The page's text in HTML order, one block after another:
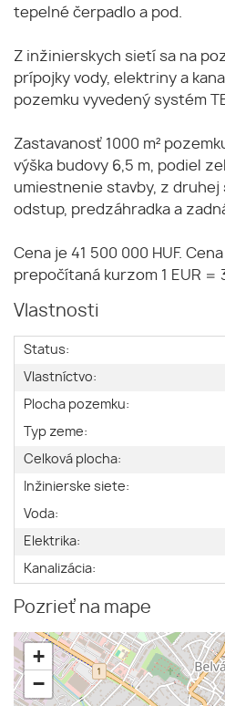
tepelné čerpadlo a pod.
Z inžinierskych sietí sa na
prípojky vody, elektriny a
pozemku vyvedený systém
Zastavanosť 1000 m²
výška budovy 6,5 m, podiel
umiestnenie stavby, z druhej
odstup, predzáhradka a
Cena je 41 500 000 HUF.
prepočítaná kurzom 1 EUR =
Vlastnosti
Status:
Vlastníctvo:
Plocha pozemku:
Typ zeme:
Celková plocha:
Inžinierske siete:
Voda:
Elektrika:
Kanalizácia:
Pozrieť na mape
+
−